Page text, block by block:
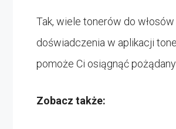
Tak, wiele tonerów do
doświadczenia w aplikacji
pomoże Ci osiągnąć
Zobacz także: